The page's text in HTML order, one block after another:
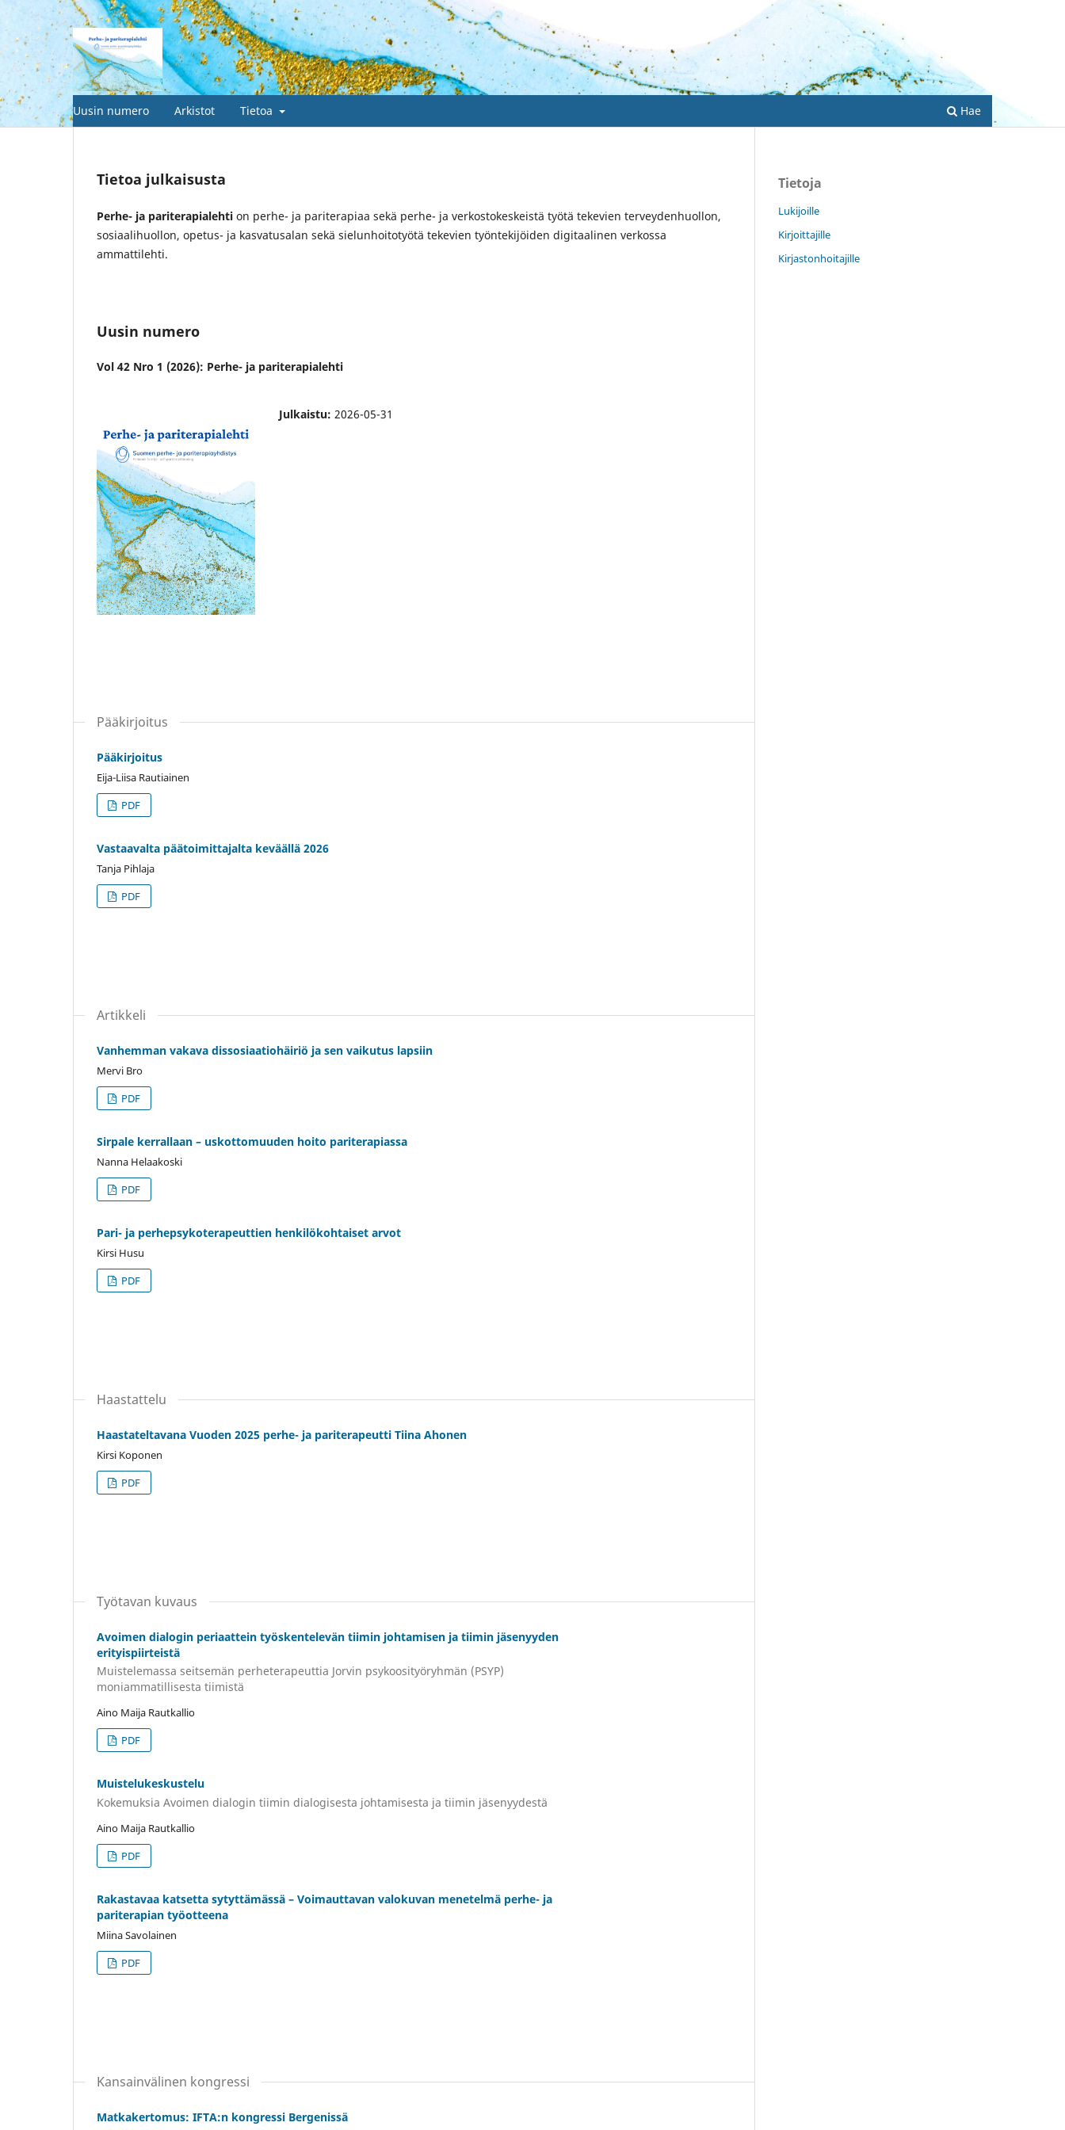
Uusin numero Arkistot Tietoa Hae
Rekisteröidy
Tietoa julkaisusta
Perhe- ja pariterapialehti on perhe- ja pariterapiaa sekä perhe- ja verkostokeskeistä työtä tekevien terveydenhuollon,
sosiaalihuollon, opetus- ja kasvatusalan sekä sielunhoitotyötä tekevien työntekijöiden digitaalinen verkossa
ammattilehti.
Uusin numero
Vol 42 Nro 1 (2026): Perhe- ja pariterapialehti
Julkaistu: 2026-05-31
Pääkirjoitus
Pääkirjoitus
Eija-Liisa Rautiainen
PDF
Vastaavalta päätoimittajalta keväällä 2026
Tanja Pihlaja
PDF
Artikkeli
Vanhemman vakava dissosiaatiohäiriö ja sen vaikutus lapsiin
Mervi Bro
PDF
Sirpale kerrallaan – uskottomuuden hoito pariterapiassa
Nanna Helaakoski
PDF
Pari- ja perhepsykoterapeuttien henkilökohtaiset arvot
Kirsi Husu
PDF
Haastattelu
Haastateltavana Vuoden 2025 perhe- ja pariterapeutti Tiina Ahonen
Kirsi Koponen
PDF
Työtavan kuvaus
Avoimen dialogin periaattein työskentelevän tiimin johtamisen ja tiimin jäsenyyden
erityispiirteistä
Muistelemassa seitsemän perheterapeuttia Jorvin psykoosityöryhmän (PSYP)
moniammatillisesta tiimistä
Aino Maija Rautkallio
PDF
Muistelukeskustelu
Kokemuksia Avoimen dialogin tiimin dialogisesta johtamisesta ja tiimin jäsenyydestä
Aino Maija Rautkallio
PDF
Rakastavaa katsetta sytyttämässä – Voimauttavan valokuvan menetelmä perhe- ja
pariterapian työotteena
Miina Savolainen
PDF
Kansainvälinen kongressi
Matkakertomus: IFTA:n kongressi Bergenissä
Tietoja
Lukijoille
Kirjoittajille
Kirjastonhoitajille